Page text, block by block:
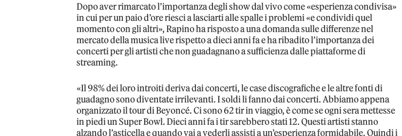
Dopo aver rimarcato l’importanza degli show dal vivo come «esperienza condivisa»
in cui per un paio d’ore riesci a lasciarti alle spalle i problemi «e condividi quel
momento con gli altri», Rapino ha risposto a una domanda sulle differenze nel
mercato della musica live rispetto a dieci anni fa e ha ribadito l’importanza dei
concerti per gli artisti che non guadagnano a sufficienza dalle piattaforme di
streaming.
«Il 98% dei loro introiti deriva dai concerti, le case discografiche e le altre fonti di
guadagno sono diventate irrilevanti. I soldi li fanno dai concerti. Abbiamo appena
organizzato il tour di Beyoncé. Ci sono 62 tir in viaggio, è come se ogni sera mettesse
in piedi un Super Bowl. Dieci anni fa i tir sarebbero stati 12. Questi artisti stanno
alzando l’asticella e quando vai a vederli assisti a un’esperienza formidabile. Quindi i